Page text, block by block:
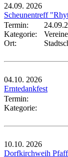
24.09. 2026
Scheunentreff
Termin:
Kategorie:
Vereine
Ort:
04.10. 2026
Erntedankfest
Termin:
Kategorie:
10.10. 2026
Dorfkirchweih